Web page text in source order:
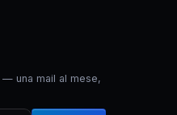
una mail al mese,